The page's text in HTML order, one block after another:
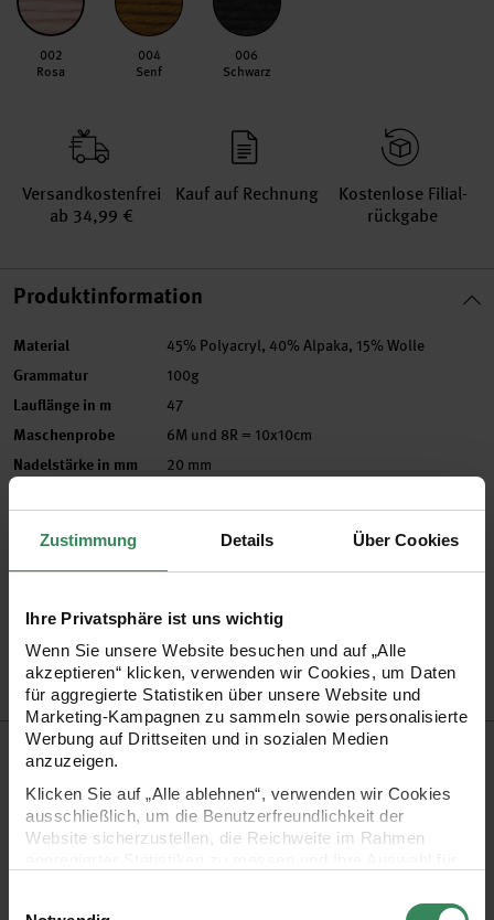
Zustimmung Details Über Cookies
Ihre Privatsphäre ist uns wichtig
Wenn Sie unsere Website besuchen und auf „Alle
akzeptieren“ klicken, verwenden wir Cookies, um Daten
für aggregierte Statistiken über unsere Website und
Marketing-Kampagnen zu sammeln sowie personalisierte
Werbung auf Drittseiten und in sozialen Medien
anzuzeigen.
Klicken Sie auf „Alle ablehnen“, verwenden wir Cookies
ausschließlich, um die Benutzerfreundlichkeit der
Website sicherzustellen, die Reichweite im Rahmen
Ihre Einwilligung ist freiwillig und kann jederzeit über den
002
Rosa
004
Senf
006
Schwarz
Versand­kosten­frei
ab 34,99 €
Kauf auf Rechnung
Kosten­lose Filial­
rückgabe
Produktinformation
Material 45% Polyacryl, 40% Alpaka, 15% Wolle
Grammatur 100g
Lauflänge in m 47
Maschenprobe 6M und 8R = 10x10cm
Nadelstärke in mm 20 mm
Artikel-Nr.383294.002
Bestell-Nr.
3344248
Produktbeschreibung
Fashion Alpaca Cozy Up! ist ein supergemütliches Alpakagarn
mit dickem Faden. Mit dem voluminösen Faden erzielt man
extraschnelle Ergebnisse – perfekt für gemütliche Kleidung